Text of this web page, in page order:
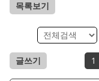
목록보기
글쓰기 1